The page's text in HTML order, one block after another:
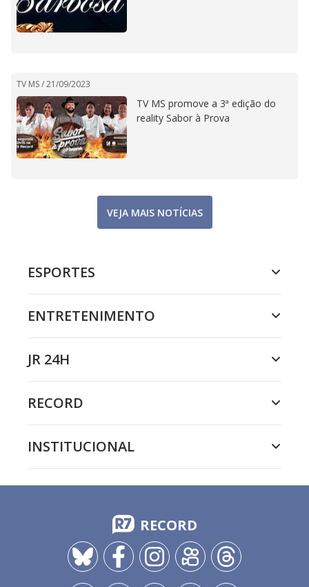
TV MS /21/09/2023
TV MS promove a 3ª edição do
reality Sabor à Prova
VEJA MAIS NOTÍCIAS
ESPORTES
ENTRETENIMENTO
JR 24H
RECORD
INSTITUCIONAL
RECORD